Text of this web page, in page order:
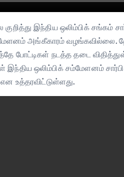
இந்திய ஒலிம்பிக் சங்கம்
அங்கீகாரம் வழங்கவில்லை.
போட்டிகள் நடத்த தடை
ஒலிம்பிக் சம்மேளனம்
உத்தரவிட்டுள்ளது.